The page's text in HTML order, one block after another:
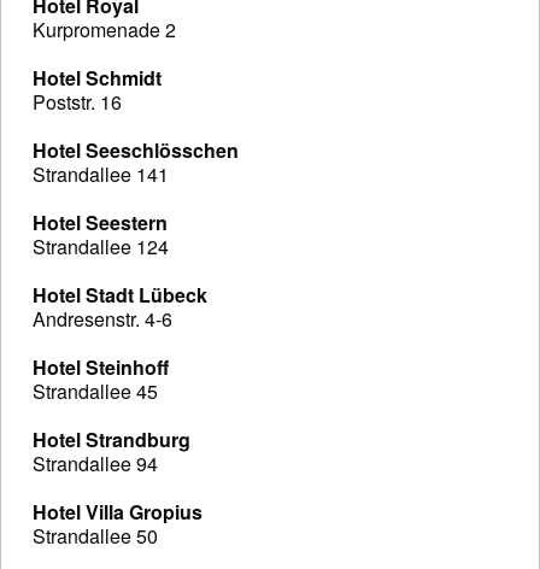
Hotel Royal
Kurpromenade 2
Hotel Schmidt
Poststr. 16
Hotel Seeschlösschen
Strandallee 141
Hotel Seestern
Strandallee 124
Hotel Stadt Lübeck
Andresenstr. 4-6
Hotel Steinhoff
Strandallee 45
Hotel Strandburg
Strandallee 94
Hotel Villa Gropius
Strandallee 50